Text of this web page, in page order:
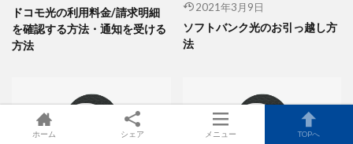
ドコモ光の利用料金/請求明細
を確認する方法・通知を受ける
方法
2021年3月9日
ソフトバンク光のお引っ越し方
法
ホーム シェア メニュー TOPへ